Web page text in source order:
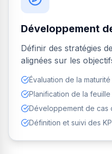
Développement
Définir des stratégies
alignées sur les
Évaluation de la
Planification de la
Développement de cas
Définition et suivi des